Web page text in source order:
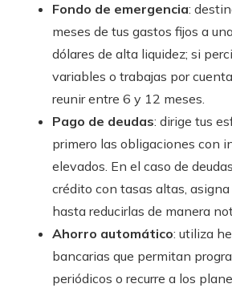
Fondo de emergencia:
meses de tus gastos fijos a
dólares de alta liquidez; si
variables o trabajas por
reunir entre 6 y 12 meses.
Pago de deudas: dirige tus
primero las obligaciones con
elevados. En el caso de
crédito con tasas altas,
hasta reducirlas de manera
Ahorro automático: utiliza
bancarias que permitan
periódicos o recurre a los